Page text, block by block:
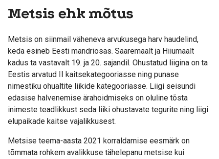
Metsis ehk mõtus
Metsis on siinmail väheneva arvukusega harv haudelind,
keda esineb Eesti mandriosas. Saaremaalt ja Hiiumaalt
kadus ta vastavalt 19. ja 20. sajandil. Ohustatud liigina on ta
Eestis arvatud II kaitsekategooriasse ning punase
nimestiku ohualtite liikide kategooriasse. Liigi seisundi
edasise halvenemise ärahoidmiseks on oluline tõsta
inimeste teadlikkust seda liiki ohustavate tegurite ning liigi
elupaikade kaitse vajalikkusest.
Metsise teema-aasta 2021 korraldamise eesmärk on
tõmmata rohkem avalikkuse tähelepanu metsise kui